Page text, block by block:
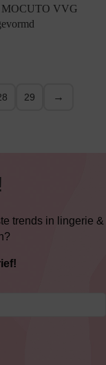
MOCUTO VVG
29 →
trends in lingerie &